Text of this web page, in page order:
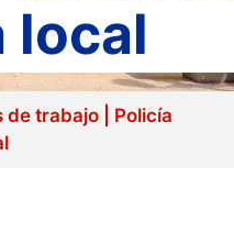
local
de trabajo
Policía